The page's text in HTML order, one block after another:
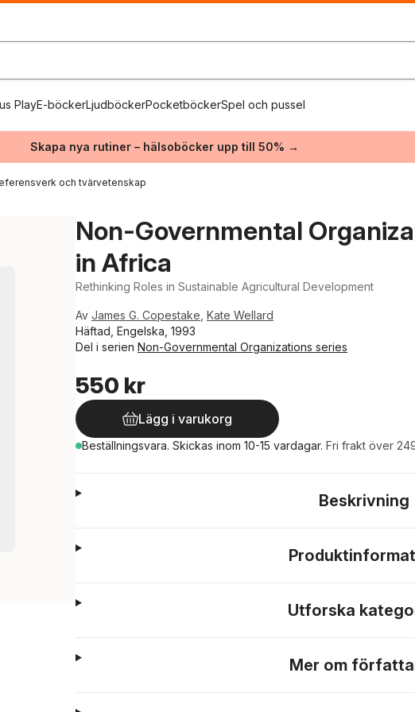
PlayE-böckerLjudböckerPocketböckerSpel och pussel
Skapa nya rutiner – hälsoböcker upp till 50% →
och tvärvetenskap
Non-Governmental
in Africa
Rethinking Roles in Sustainable Agricultural Development
Av James G. Copestake Kate Wellard
Häftad, Engelska, 1993
Del i serien Non-Governmental Organizations series
550 kr
Lägg i varukorg
Beställningsvara. Skickas inom 10-15 vardagar. Fri frakt över
Beskrivning
Utforska
Mer om